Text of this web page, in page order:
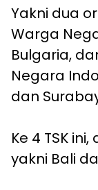
Yakni dua
Warga
Bulgaria,
Negara
dan
Ke 4 TSK
yakni Bali